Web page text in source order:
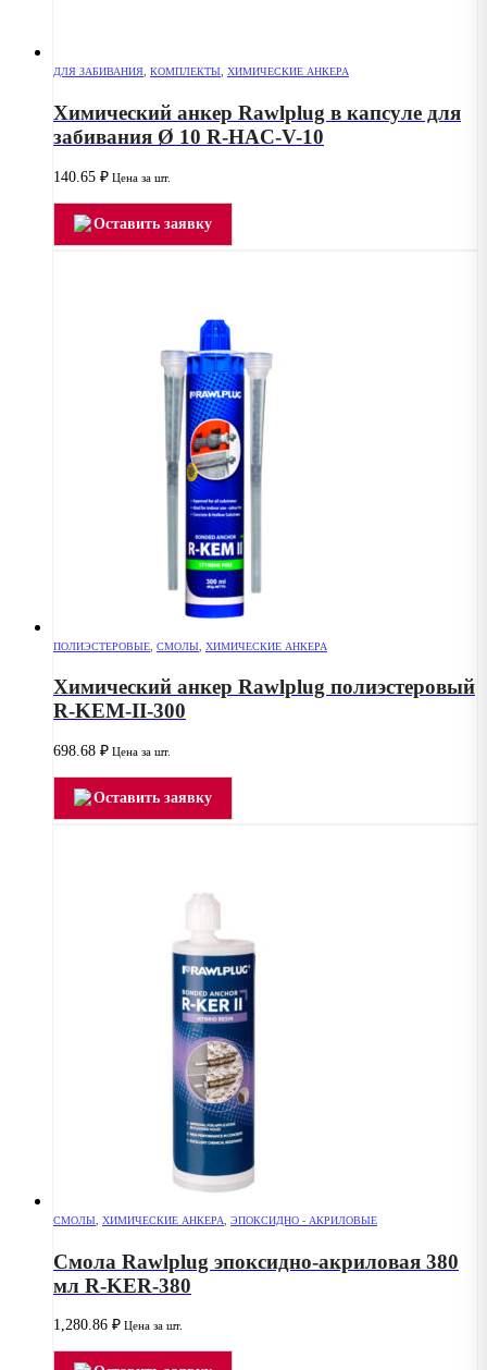
ДЛЯ ЗАБИВАНИЯ КОМПЛЕКТЫ ХИМИЧЕСКИЕ АНКЕРА
Химический анкер Rawlplug в капсуле для
забивания Ø 10 R-HAC-V-10
140.65 ₽ Цена за шт.
Оставить заявку
ПОЛИЭСТЕРОВЫЕ СМОЛЫ ХИМИЧЕСКИЕ АНКЕРА
Химический анкер Rawlplug полиэстеровый
R-KEM-II-300
698.68 ₽ Цена за шт.
Оставить заявку
СМОЛЫ ХИМИЧЕСКИЕ АНКЕРА ЭПОКСИДНО - АКРИЛОВЫЕ
Смола Rawlplug эпоксидно-акриловая 380
мл R-KER-380
1,280.86 ₽ Цена за шт.